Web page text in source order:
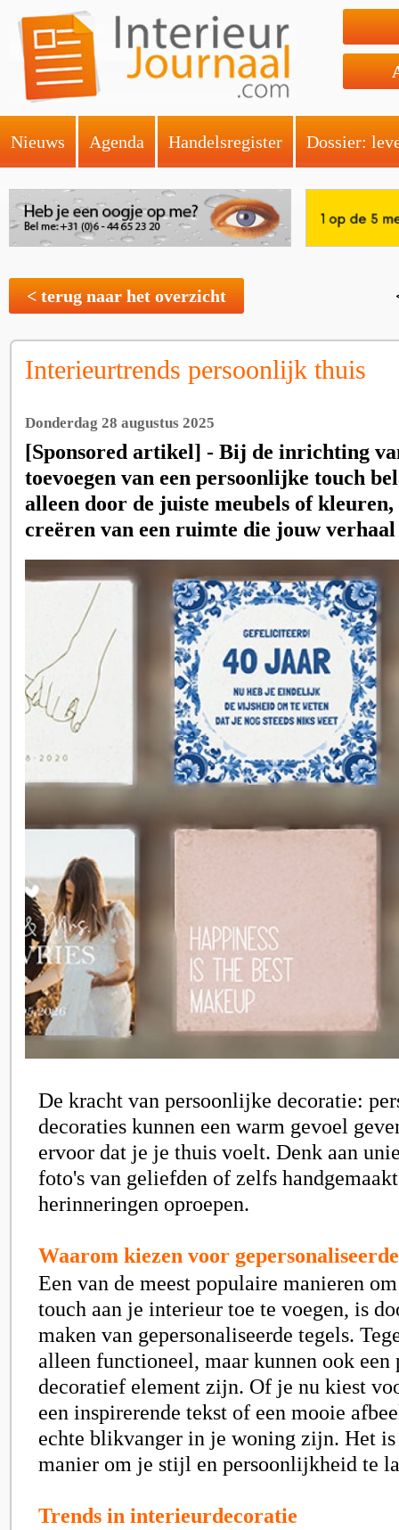
Nieuws Agenda Handelsregister Dossier:
< terug naar het overzicht
Interieurtrends persoonlijk thuis
Donderdag 28 augustus 2025
[Sponsored artikel] - Bij de inrichting
toevoegen van een persoonlijke touch
alleen door de juiste meubels of
creëren van een ruimte die jouw
De kracht van persoonlijke decoratie:
decoraties kunnen een warm gevoel
ervoor dat je je thuis voelt. Denk aan
foto's van geliefden of zelfs
herinneringen oproepen.
Waarom kiezen voor
Een van de meest populaire manieren
touch aan je interieur toe te voegen, is
maken van gepersonaliseerde tegels.
alleen functioneel, maar kunnen ook een
decoratief element zijn. Of je nu kiest
een inspirerende tekst of een mooie
echte blikvanger in je woning zijn. Het is
manier om je stijl en persoonlijkheid te
Trends in interieurdecoratie